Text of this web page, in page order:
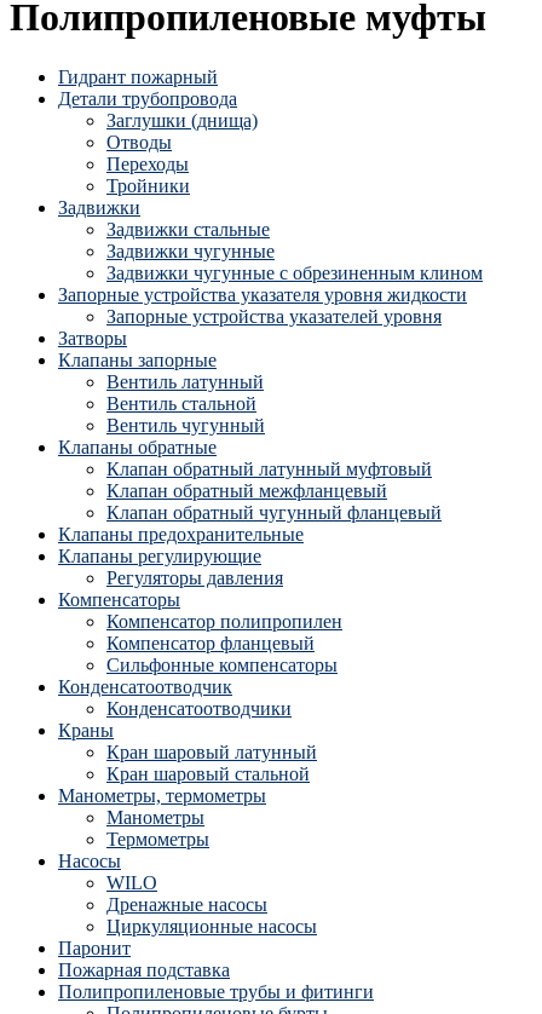
Полипропиленовые муфты
Гидрант пожарный
Детали трубопровода
Заглушки (днища)
Отводы
Переходы
Тройники
Задвижки
Задвижки стальные
Задвижки чугунные
Задвижки чугунные с обрезиненным клином
Запорные устройства указателя уровня жидкости
Запорные устройства указателей уровня
Затворы
Клапаны запорные
Вентиль латунный
Вентиль стальной
Вентиль чугунный
Клапаны обратные
Клапан обратный латунный муфтовый
Клапан обратный межфланцевый
Клапан обратный чугунный фланцевый
Клапаны предохранительные
Клапаны регулирующие
Регуляторы давления
Компенсаторы
Компенсатор полипропилен
Компенсатор фланцевый
Сильфонные компенсаторы
Конденсатоотводчик
Конденсатоотводчики
Краны
Кран шаровый латунный
Кран шаровый стальной
Манометры, термометры
Манометры
Термометры
Насосы
WILO
Дренажные насосы
Циркуляционные насосы
Паронит
Пожарная подставка
Полипропиленовые трубы и фитинги